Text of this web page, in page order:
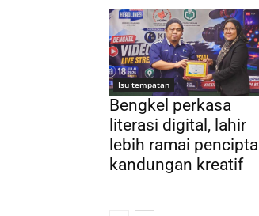
Isu tempatan
Bengkel perkasa
literasi digital, lahir
lebih ramai pencipta
kandungan kreatif